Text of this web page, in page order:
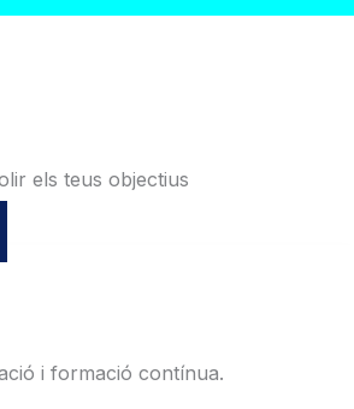
els teus objectius
i formació contínua.